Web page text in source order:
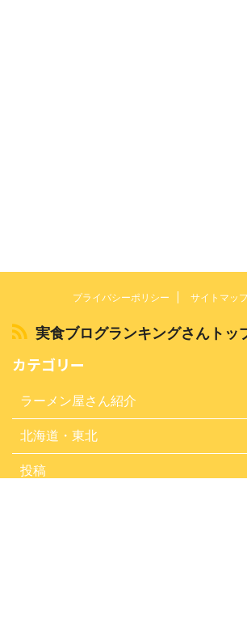
プライバシーポリシー サイトマッ
実食ブログランキングさんトッ
カテゴリー
ラーメン屋さん紹介
北海道・東北
投稿